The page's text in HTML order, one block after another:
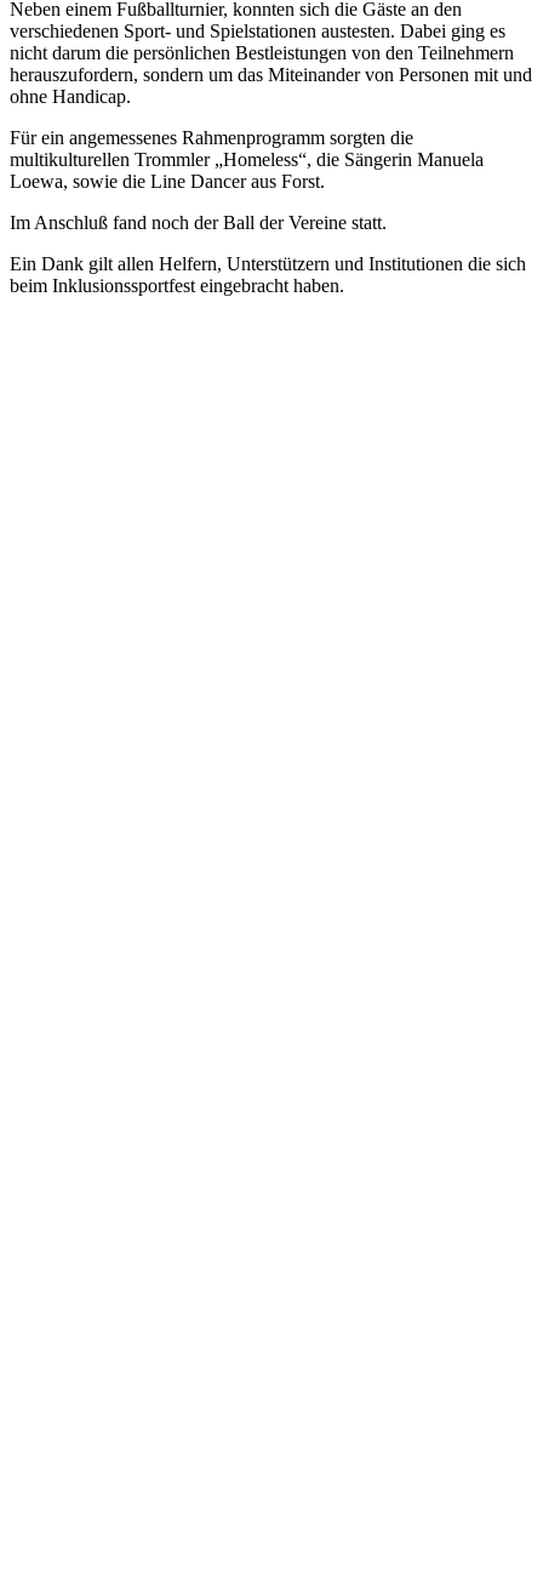
Neben einem Fußballturnier, konnten sich die Gäste an den
verschiedenen Sport- und Spielstationen austesten. Dabei ging es
nicht darum die persönlichen Bestleistungen von den Teilnehmern
herauszufordern, sondern um das Miteinander von Personen mit und
ohne Handicap.
Für ein angemessenes Rahmenprogramm sorgten die
multikulturellen Trommler „Homeless“, die Sängerin Manuela
Loewa, sowie die Line Dancer aus Forst.
Im Anschluß fand noch der Ball der Vereine statt.
Ein Dank gilt allen Helfern, Unterstützern und Institutionen die sich
beim Inklusionssportfest eingebracht haben.